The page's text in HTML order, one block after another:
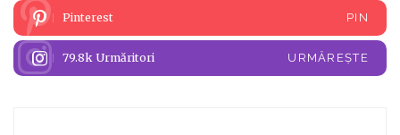
Pinterest PIN
79.8k Urmăritori URMĂREȘTE